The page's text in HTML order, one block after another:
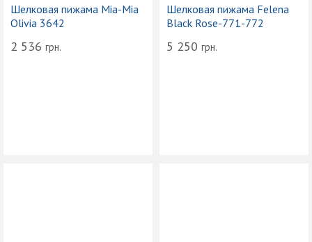
Шелковая пижама Mia-Mia
Olivia 3642
2 536 грн.
Шелковая пижама Felena
Black Rose-771-772
5 250 грн.